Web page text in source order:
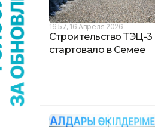
16:57, 16 Апреля 2026
Строительство ТЭЦ-3
стартовало в Семее